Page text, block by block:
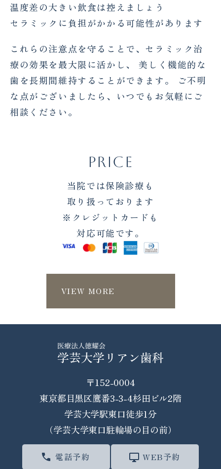
温度差の大きい飲食は控えましょう
セラミックに負担がかかる可能性があります
これらの注意点を守ることで、セラミック治
療の効果を最大限に活かし、 美しく機能的な
歯を長期間維持することができます。 ご不明
な点がございましたら、いつでもお気軽にご
相談ください。
PRICE
当院では保険診療も
取り扱っております
※クレジットカードも
対応可能です。
VIEW MORE
〒152-0004
東京都目黒区鷹番3-3-4杉田ビル2階
学芸大学駅東口徒歩1分
（学芸大学東口駐輪場の目の前）
電話予約 WEB予約